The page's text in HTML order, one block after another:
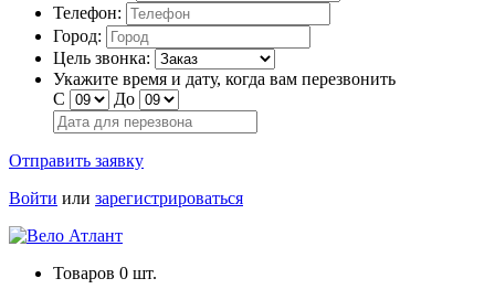
Телефон:
Город:
Цель звонка:
Укажите время и дату, когда вам перезвонить
С
До
Отправить заявку
Войти или зарегистрироваться
Товаров 0 шт.